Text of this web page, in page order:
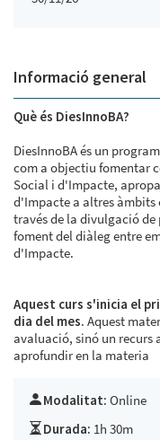
Informació general
Què és DiesInnoBA?
DiesInnoBA és un
com a objectiu fomentar
Social i d'Impacte,
d'Impacte a altres àmbits
través de la divulgació
foment del diàleg entre
d'Impacte.
Aquest curs s'inicia el
dia del mes. Aquest
avaluació, sinó un recurs
aprofundir en la materia
Modalitat: Online
Durada: 1h 30m